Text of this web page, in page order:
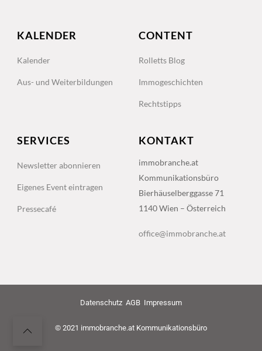
KALENDER
Kalender
Aus- und Weiterbildungen
CONTENT
Rolletts Blog
Immogeschichten
Rechtstipps
SERVICES
Newsletter abonnieren
Eigenes Event eintragen
Pressecafé
KONTAKT
immobranche.at
Kommunikationsbüro
Bierhäuselberggasse 71
1140 Wien – Österreich
office@immobranche.at
Datenschutz AGB Impressum
© 2021 immobranche.at Kommunikationsbüro